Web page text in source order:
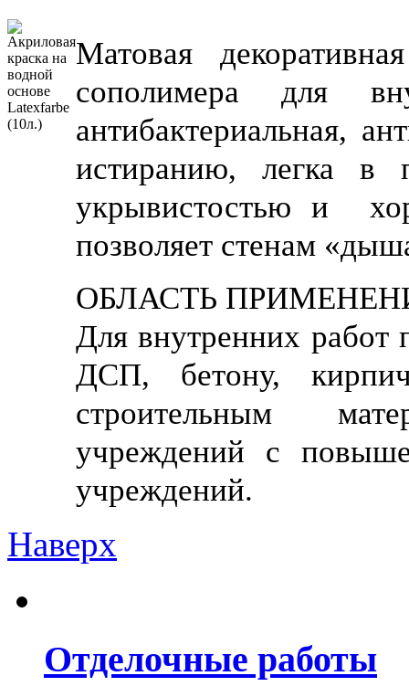
Матовая
сополимера для
антибактериальная,
истиранию, легка в
укрывистостью и
позволяет стенам
ОБЛАСТЬ
Для внутренних работ
ДСП, бетону,
строительным
учреждений с
учреждений.
Наверх
Отделочные работы